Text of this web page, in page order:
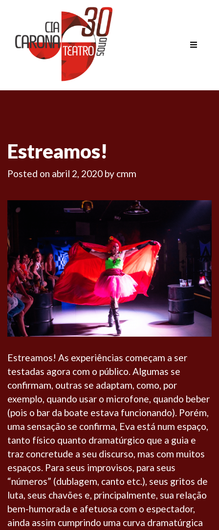
Estreamos!
Posted on abril 2, 2020 by cmm
Estreamos! As experiências começam a ser
testadas agora com o público. Algumas se
confirmam, outras se adaptam, como, por
exemplo, quando usar o microfone, quando beber
(pois o bar da boate estava funcionando). Porém,
uma sensação se confirma, Eva está num espaço,
tanto físico quanto dramatúrgico que a guia e
traz concretude a seu discurso, mas com muitos
espaços. Para seus improvisos, para seus
“números” (dublagem, canto etc.), seus gritos de
luta, seus chavões e, principalmente, sua relação
bem-humorada e afetuosa com o espectador,
ainda assim cumprindo uma curva dramatúrgica